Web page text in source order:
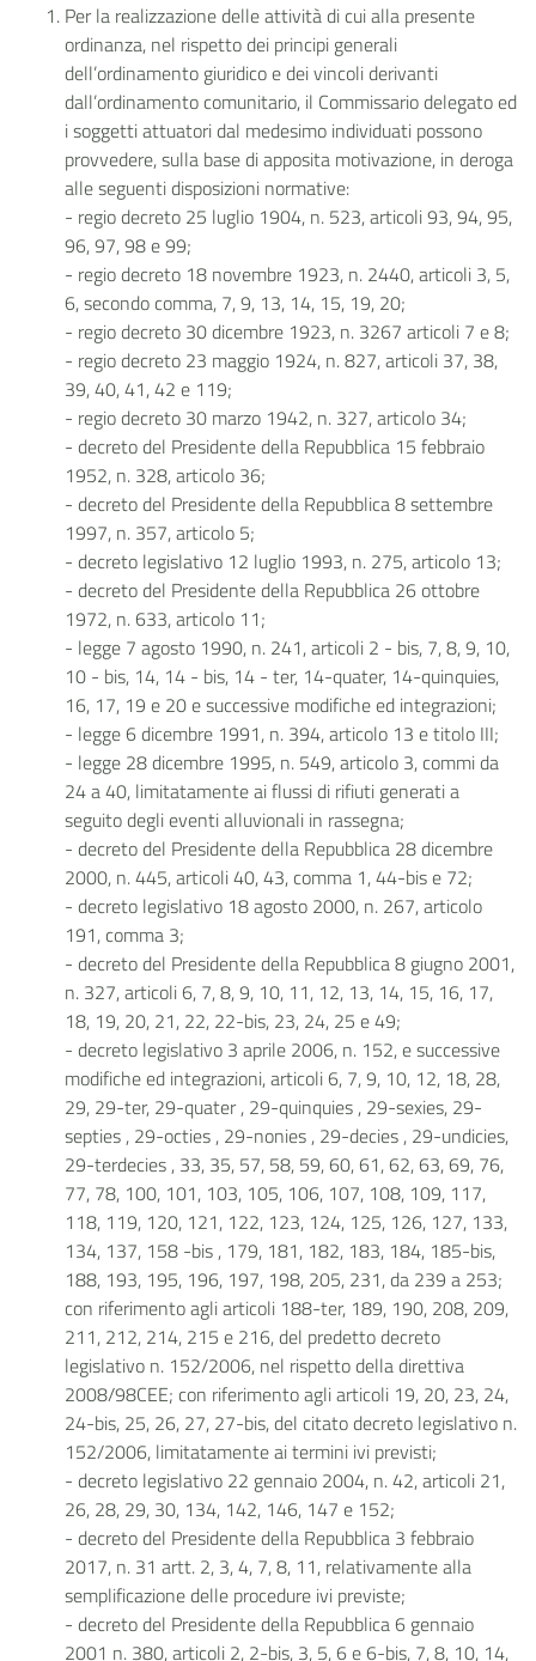
Per la realizzazione delle attività di cui alla presente
ordinanza, nel rispetto dei principi generali
dell’ordinamento giuridico e dei vincoli derivanti
dall’ordinamento comunitario, il Commissario delegato ed
i soggetti attuatori dal medesimo individuati possono
provvedere, sulla base di apposita motivazione, in deroga
alle seguenti disposizioni normative:
- regio decreto 25 luglio 1904, n. 523, articoli 93, 94, 95,
96, 97, 98 e 99;
- regio decreto 18 novembre 1923, n. 2440, articoli 3, 5,
6, secondo comma, 7, 9, 13, 14, 15, 19, 20;
- regio decreto 30 dicembre 1923, n. 3267 articoli 7 e 8;
- regio decreto 23 maggio 1924, n. 827, articoli 37, 38,
39, 40, 41, 42 e 119;
- regio decreto 30 marzo 1942, n. 327, articolo 34;
- decreto del Presidente della Repubblica 15 febbraio
1952, n. 328, articolo 36;
- decreto del Presidente della Repubblica 8 settembre
1997, n. 357, articolo 5;
- decreto legislativo 12 luglio 1993, n. 275, articolo 13;
- decreto del Presidente della Repubblica 26 ottobre
1972, n. 633, articolo 11;
- legge 7 agosto 1990, n. 241, articoli 2 - bis, 7, 8, 9, 10,
10 - bis, 14, 14 - bis, 14 - ter, 14-quater, 14-quinquies,
16, 17, 19 e 20 e successive modifiche ed integrazioni;
- legge 6 dicembre 1991, n. 394, articolo 13 e titolo III;
- legge 28 dicembre 1995, n. 549, articolo 3, commi da
24 a 40, limitatamente ai flussi di rifiuti generati a
seguito degli eventi alluvionali in rassegna;
- decreto del Presidente della Repubblica 28 dicembre
2000, n. 445, articoli 40, 43, comma 1, 44-bis e 72;
- decreto legislativo 18 agosto 2000, n. 267, articolo
191, comma 3;
- decreto del Presidente della Repubblica 8 giugno 2001,
n. 327, articoli 6, 7, 8, 9, 10, 11, 12, 13, 14, 15, 16, 17,
18, 19, 20, 21, 22, 22-bis, 23, 24, 25 e 49;
- decreto legislativo 3 aprile 2006, n. 152, e successive
modifiche ed integrazioni, articoli 6, 7, 9, 10, 12, 18, 28,
29, 29-ter, 29-quater , 29-quinquies , 29-sexies, 29-
septies , 29-octies , 29-nonies , 29-decies , 29-undicies,
29-terdecies , 33, 35, 57, 58, 59, 60, 61, 62, 63, 69, 76,
77, 78, 100, 101, 103, 105, 106, 107, 108, 109, 117,
118, 119, 120, 121, 122, 123, 124, 125, 126, 127, 133,
134, 137, 158 -bis , 179, 181, 182, 183, 184, 185-bis,
188, 193, 195, 196, 197, 198, 205, 231, da 239 a 253;
con riferimento agli articoli 188-ter, 189, 190, 208, 209,
211, 212, 214, 215 e 216, del predetto decreto
legislativo n. 152/2006, nel rispetto della direttiva
2008/98CEE; con riferimento agli articoli 19, 20, 23, 24,
24-bis, 25, 26, 27, 27-bis, del citato decreto legislativo n.
152/2006, limitatamente ai termini ivi previsti;
- decreto legislativo 22 gennaio 2004, n. 42, articoli 21,
26, 28, 29, 30, 134, 142, 146, 147 e 152;
- decreto del Presidente della Repubblica 3 febbraio
2017, n. 31 artt. 2, 3, 4, 7, 8, 11, relativamente alla
semplificazione delle procedure ivi previste;
- decreto del Presidente della Repubblica 6 gennaio
2001 n. 380, articoli 2, 2-bis, 3, 5, 6 e 6-bis, 7, 8, 10, 14,